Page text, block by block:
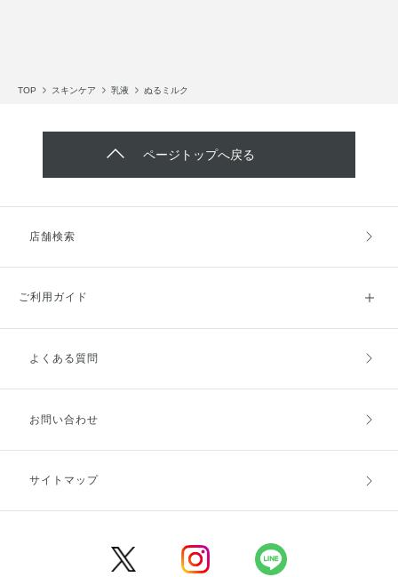
TOP スキンケア 乳液 ぬるミルク
ページトップへ戻る
店舗検索
ご利用ガイド
ご利用ガイドトップ
お支払方法
キャンセル・返品・交換
よくある質問
お問い合わせ
サイトマップ